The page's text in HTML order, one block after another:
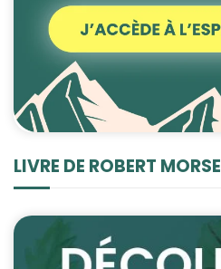
LIVRE DE ROBERT MORSE